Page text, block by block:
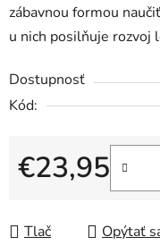
zábavnou formou
u nich posilňuje rozvoj
Dostupnosť
Kód:
€23,95
Jednotková cena:
Tlač Opýtať